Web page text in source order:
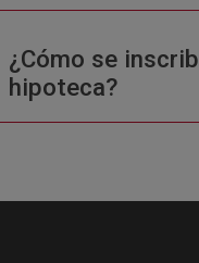
¿Cómo se
hipoteca?